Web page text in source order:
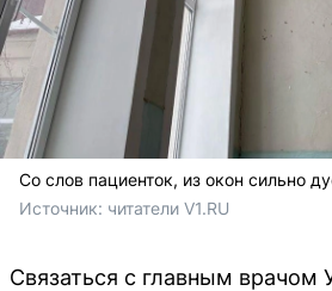
Со слов пациенток, из окон сильно
Источник: читатели V1.RU
Связаться с главным